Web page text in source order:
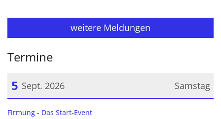
weitere Meldungen
Termine
Samstag
5 Sept. 2026
Datum: 5. September 2026
Firmung - Das Start-Event: